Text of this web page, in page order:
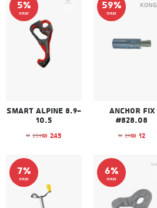
59%
הנחה
Kong
Anchor Fix
#828.08
₪ 29
המחיר המקורי היה: ₪29.₪ 12 המחיר הנוכחי הוא: ₪12.
5%
הנחה
Smart Alpine 8.9-
10.5
₪ 259
המחיר המקורי₪ 245 המחיר הנוכחי
6%
הנחה
7%
הנחה